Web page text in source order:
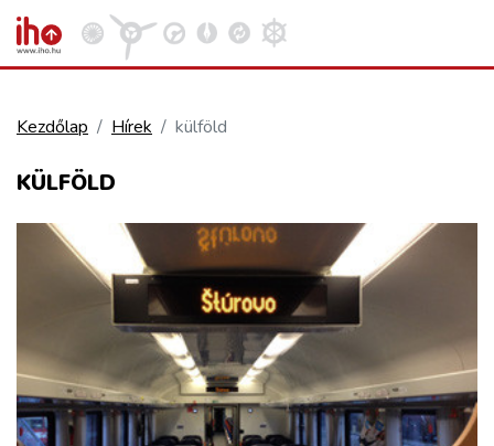
VASÚT
KÖZÚT
KÖZLEKEDÉSFEJLESZTÉS
ELLÁTÁSI LÁNC
Kezdőlap Hírek külföld
KÜLFÖLD